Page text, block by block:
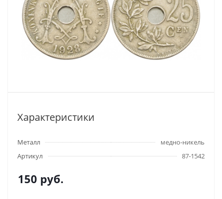
Характеристики
Металл
медно-никель
Артикул
87-1542
150 руб.